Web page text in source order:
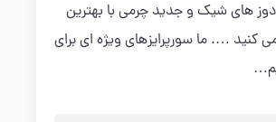
های شیک و جدید چرمی با بهترین
کنید …. ما سورپرایزهای ویژه ای برای